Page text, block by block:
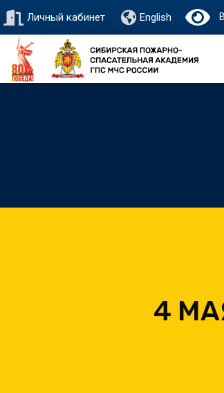
Личный кабинет English
4